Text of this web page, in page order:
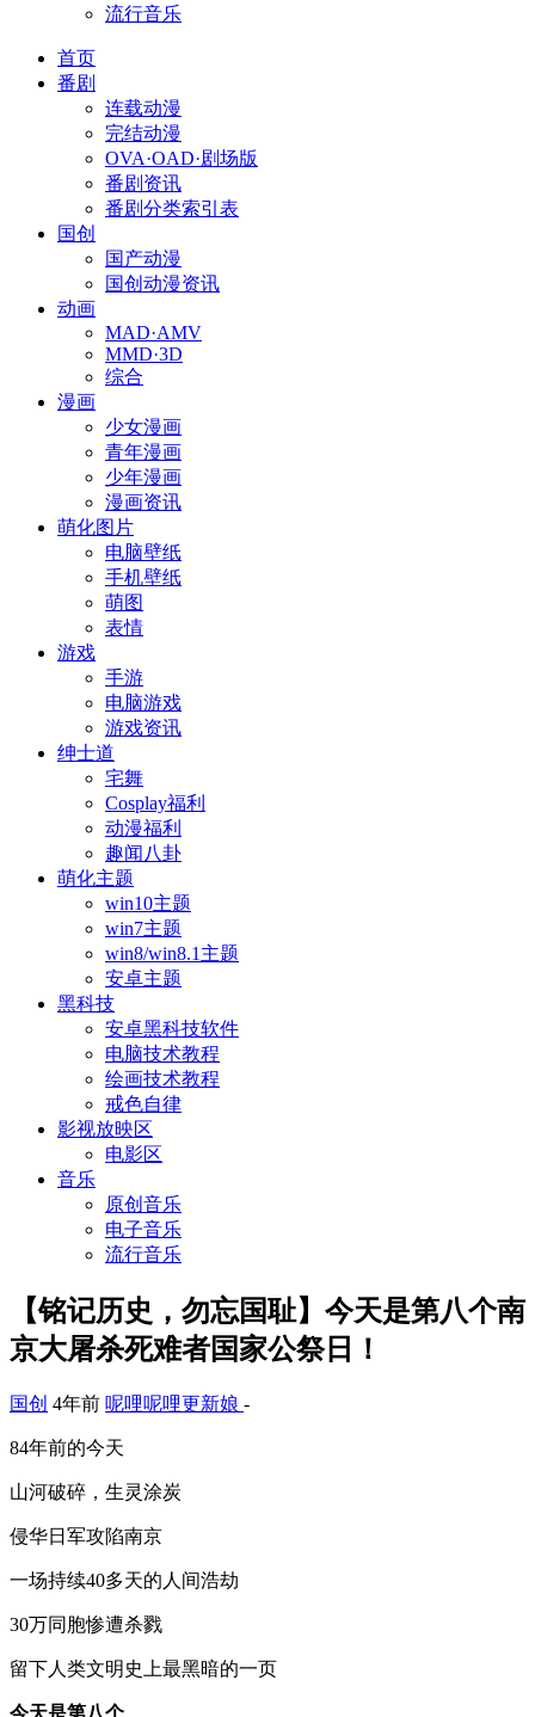
流行音乐
首页
番剧
连载动漫
完结动漫
OVA·OAD·剧场版
番剧资讯
番剧分类索引表
国创
国产动漫
国创动漫资讯
动画
MAD·AMV
MMD·3D
综合
漫画
少女漫画
青年漫画
少年漫画
漫画资讯
萌化图片
电脑壁纸
手机壁纸
萌图
表情
游戏
手游
电脑游戏
游戏资讯
绅士道
宅舞
Cosplay福利
动漫福利
趣闻八卦
萌化主题
win10主题
win7主题
win8/win8.1主题
安卓主题
黑科技
安卓黑科技软件
电脑技术教程
绘画技术教程
戒色自律
影视放映区
电影区
音乐
原创音乐
电子音乐
流行音乐
【铭记历史，勿忘国耻】今天是第八个南
京大屠杀死难者国家公祭日！
国创 4年前 呢哩呢哩更新娘 -
84年前的今天
山河破碎，生灵涂炭
侵华日军攻陷南京
一场持续40多天的人间浩劫
30万同胞惨遭杀戮
留下人类文明史上最黑暗的一页
今天是第八个